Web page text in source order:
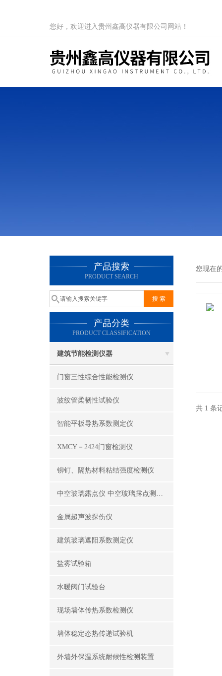
您好，欢迎进入贵州鑫高仪器有限公司网站！
产品搜索
PRODUCT SEARCH
产品分类
PRODUCT CLASSIFICATION
建筑节能检测仪器
门窗三性综合性能检测仪
波纹管柔韧性试验仪
智能平板导热系数测定仪
XMCY－2424门窗检测仪
铆钉、隔热材料粘结强度检测仪
中空玻璃露点仪 中空玻璃露点测试仪器
金属超声波探伤仪
建筑玻璃遮阳系数测定仪
盐雾试验箱
水暖阀门试验台
现场墙体传热系数检测仪
墙体稳定态热传递试验机
外墙外保温系统耐候性检测装置
您现在
共 1 条